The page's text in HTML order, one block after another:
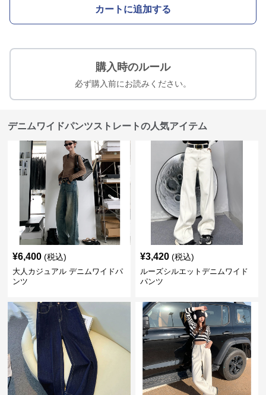
カートに追加する
購入時のルール
必ず購入前にお読みください。
デニムワイドパンツストレートの人気アイテム
¥6,400 (税込)
大人カジュアル デニムワイドパ
ンツ
¥3,420 (税込)
ルーズシルエットデニムワイド
パンツ